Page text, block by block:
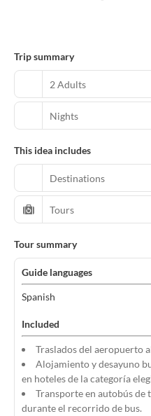
Trip summary
2 Adults
Nights
This idea includes
Destinations
Tours
Tour summary
Guide languages
Spanish
Included
Traslados del aeropuerto
Alojamiento y desayuno
en hoteles de la categoría
Transporte en autobús de
durante el recorrido de bus.